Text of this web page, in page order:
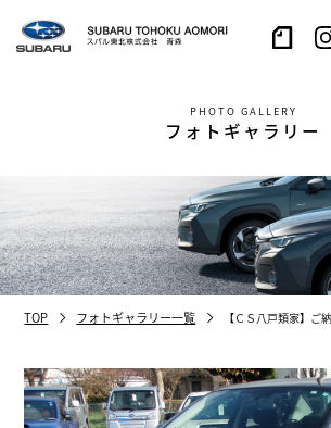
PHOTO GALLERY
フォトギャラリー
TOP フォトギャラリー一覧 【ＣＳ八戸類家】ご